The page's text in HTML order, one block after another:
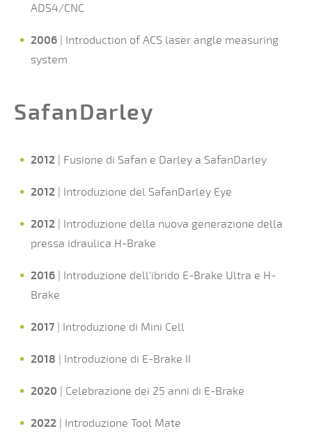
ADS4/CNC
2006 | Introduction of ACS laser angle measuring
system
SafanDarley
2012 | Fusione di Safan e Darley a SafanDarley
2012 | Introduzione del SafanDarley Eye
2012 | Introduzione della nuova generazione della
pressa idraulica H-Brake
2016 | Introduzione dell'ibrido E-Brake Ultra e H-
Brake
2017 | Introduzione di Mini Cell
2018 | Introduzione di E-Brake II
2020 | Celebrazione dei 25 anni di E-Brake
2022 | Introduzione Tool Mate